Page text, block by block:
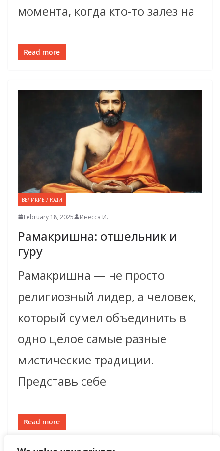
момента, когда кто-то залез на
Read more
ВЕЛИКИЕ ЛЮДИ
February 18, 2025 Инесса И.
Рамакришна: отшельник и
гуру
Рамакришна — не просто
религиозный лидер, а человек,
который сумел объединить в
одно целое самые разные
мистические традиции.
Представь себе
Read more